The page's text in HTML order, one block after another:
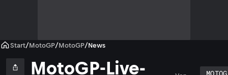
Start/MotoGP/MotoGP/News
MotoGP-Live-